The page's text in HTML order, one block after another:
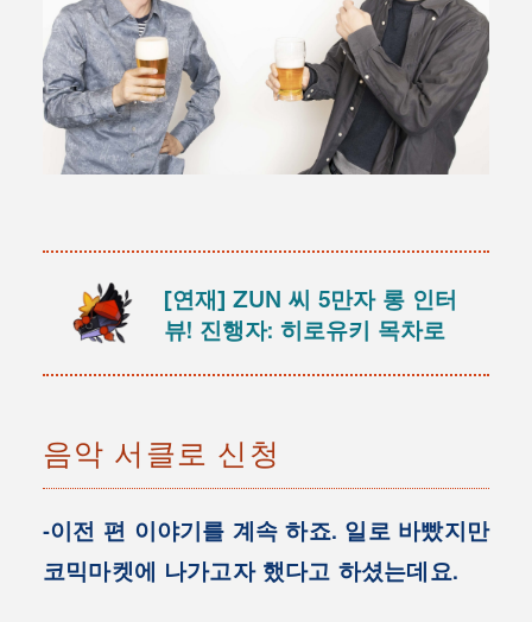
[연재] ZUN 씨 5만자 롱 인터
뷰! 진행자: 히로유키 목차로
음악 서클로 신청
-이전 편 이야기를 계속 하죠. 일로 바빴지만
코믹마켓에 나가고자 했다고 하셨는데요.